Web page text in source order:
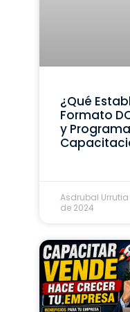
¿Qué
Formato
y
Asdrubal Urrutia
de 2024